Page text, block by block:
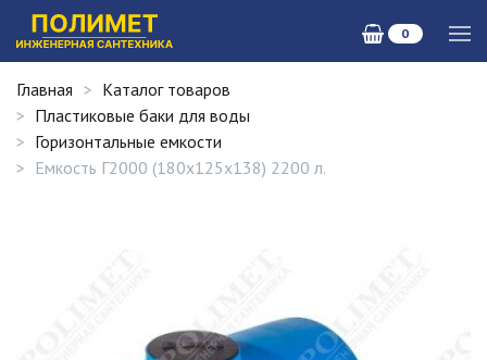
0
Главная
Каталог товаров
Пластиковые баки для воды
Горизонтальные емкости
Емкость Г2000 (180х125х138) 2200 л.